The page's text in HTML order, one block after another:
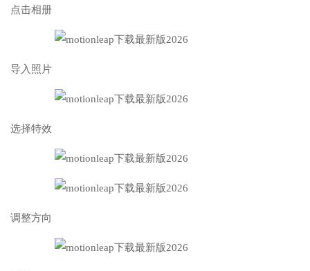
点击相册
导入照片
选择特效
调整方向